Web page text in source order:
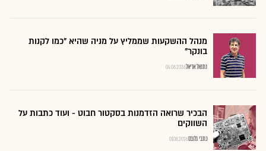
מנהל ההשקעות שממליץ על מניה שהיא "כמו לקנות
בונקר"
04.08.2026נתנאל אריאל
הבכיר שרואה הזדמנות בסקטור חבוט - ועוד כתבות על
השווקים
01.08.2026כתבי גלובס